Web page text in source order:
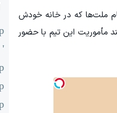
جام ملت‌ها که در خانه خودش
مأموریت این تیم با حضور